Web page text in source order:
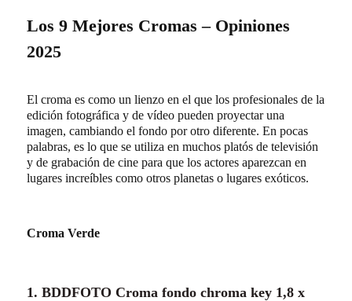
Los 9 Mejores Cromas – Opiniones
2025
El croma es como un lienzo en el que los profesionales de la
edición fotográfica y de vídeo pueden proyectar una
imagen, cambiando el fondo por otro diferente. En pocas
palabras, es lo que se utiliza en muchos platós de televisión
y de grabación de cine para que los actores aparezcan en
lugares increíbles como otros planetas o lugares exóticos.
Croma Verde
1. BDDFOTO Croma fondo chroma key 1,8 x